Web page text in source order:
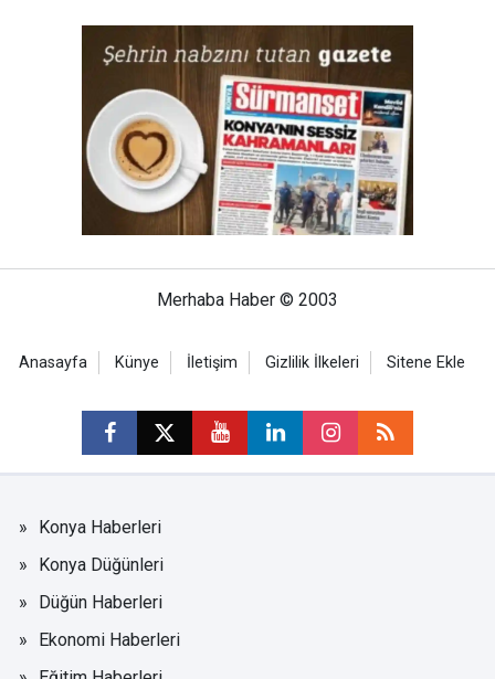
Merhaba Haber © 2003
Anasayfa Künye İletişim Gizlilik İlkeleri Sitene Ekle
Konya Haberleri
Konya Düğünleri
Düğün Haberleri
Ekonomi Haberleri